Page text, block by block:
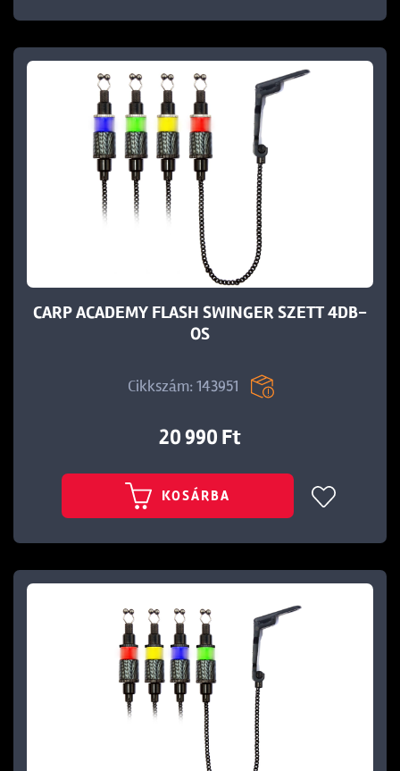
CARP ACADEMY FLASH SWINGER SZETT 4DB-
OS
Cikkszám: 143951
20 990 Ft
KOSÁRBA